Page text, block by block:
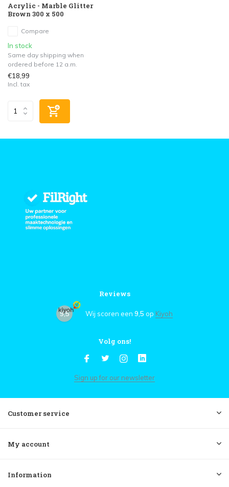
Acrylic - Marble Glitter
Brown 300 x 500
Compare
In stock
Same day shipping when
ordered before 12 a.m.
€18,99
Incl. tax
Reviews
9,5 Wij scoren een 9,5 op Kiyoh
Volg ons!
Sign up for our newsletter
Customer service
My account
Information